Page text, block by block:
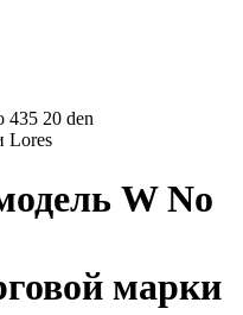
435 20 den
Lores
W No
марки